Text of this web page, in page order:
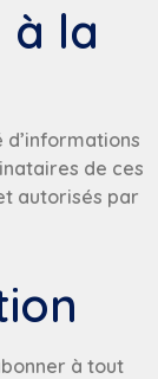
à la
de ces
autorisés par
à tout